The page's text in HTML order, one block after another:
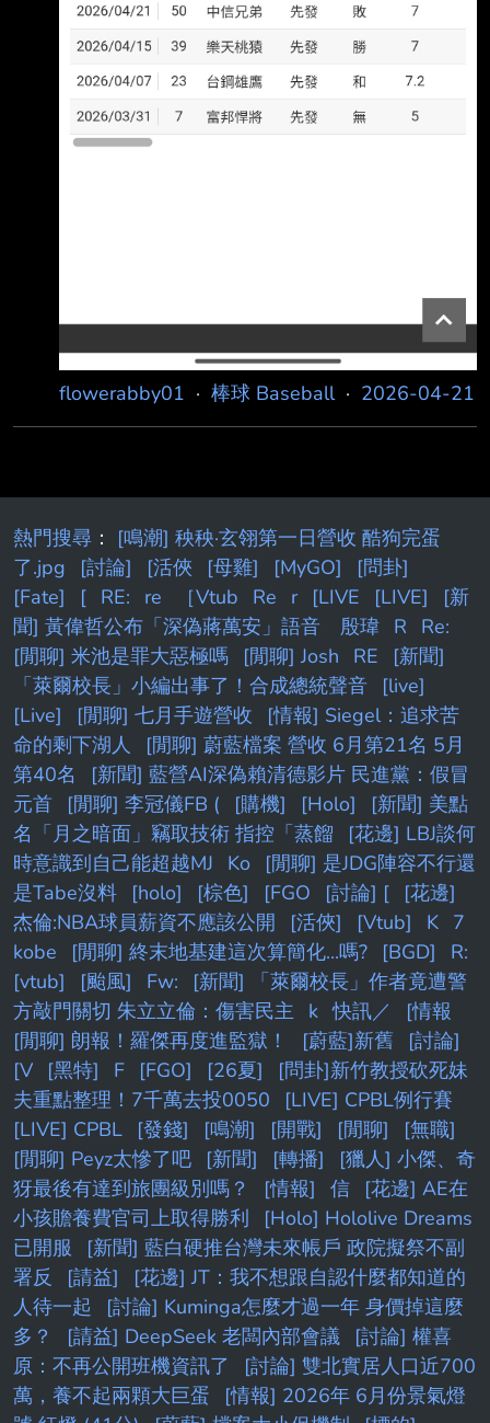
flowerabby01 · 棒球 Baseball· 2026-04-21
熱門搜尋 ： [鳴潮] 秧秧·玄翎第一日營收 酷狗完蛋
了.jpg
[討論] [活俠 [母雞] [MyGO]
[問卦]
[Fate]
[ RE: re ［Vtub Re r [LIVE [LIVE]
[新
聞] 黃偉哲公布「深偽蔣萬安」語音 殷瑋 R
Re:
[閒聊] 米池是罪大惡極嗎
[閒聊] Josh RE
[新聞]
「萊爾校長」小編出事了！合成總統聲音
[live]
[Live]
[閒聊] 七月手遊營收
[情報] Siegel：追求苦
命的剩下湖人
[閒聊] 蔚藍檔案 營收 6月第21名 5月
第40名
[新聞] 藍營AI深偽賴清德影片 民進黨：假冒
元首
[閒聊] 李冠儀FB ( [購機] [Holo]
[新聞] 美點
名「月之暗面」竊取技術 指控「蒸餾
[花邊] LBJ談何
時意識到自己能超越MJ
Ko
[閒聊] 是JDG陣容不行還
是Tabe沒料
[holo] [棕色] [FGO [討論] [
[花邊]
杰倫:NBA球員薪資不應該公開
[活俠] [Vtub] K 7
kobe
[閒聊] 終末地基建這次算簡化...嗎? [BGD]
R:
[vtub]
[颱風] Fw:
[新聞] 「萊爾校長」作者竟遭警
方敲門關切 朱立立倫：傷害民主
k 快訊／
[情報
[閒聊] 朗報！羅傑再度進監獄！
[蔚藍]新舊
[討論]
[V
[黑特] F [FGO] [26夏]
[問卦]新竹教授砍死妹
夫重點整理！7千萬去投0050
[LIVE] CPBL例行賽
[LIVE] CPBL
[發錢] [鳴潮] [開戰] [閒聊]
[無職]
[閒聊] Peyz太慘了吧
[新聞] [轉播]
[獵人] 小傑、奇
犽最後有達到旅團級別嗎？
[情報] 信
[花邊] AE在
小孩贍養費官司上取得勝利
[Holo] Hololive Dreams
已開服
[新聞] 藍白硬推台灣未來帳戶 政院擬祭不副
署反
[請益]
[花邊] JT：我不想跟自認什麼都知道的
人待一起
[討論] Kuminga怎麼才過一年 身價掉這麼
多？
[請益] DeepSeek 老闆內部會議
[討論] 權喜
原：不再公開班機資訊了
[討論] 雙北實居人口近700
萬，養不起兩顆大巨蛋
[情報] 2026年 6月份景氣燈